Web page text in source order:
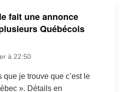
fait une annonce
Québécois
à 22:50
je trouve que c’est le
». Détails en